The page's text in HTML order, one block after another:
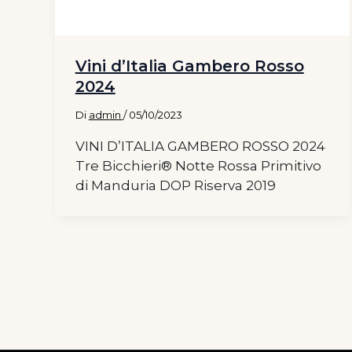
Vini d’Italia Gambero Rosso
2024
Di admin /05/10/2023
VINI D’ITALIA GAMBERO ROSSO 2024
Tre Bicchieri® Notte Rossa Primitivo
di Manduria DOP Riserva 2019